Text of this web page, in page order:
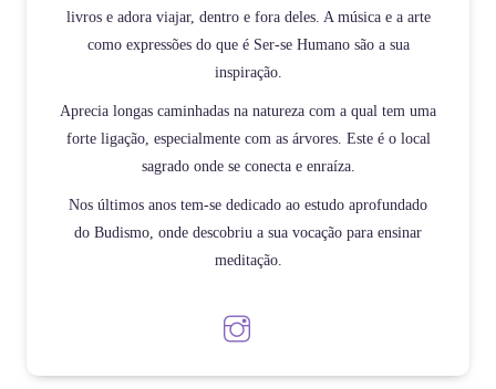
livros e adora viajar, dentro e fora deles. A música e a arte
como expressões do que é Ser-se Humano são a sua
inspiração.
Aprecia longas caminhadas na natureza com a qual tem uma
forte ligação, especialmente com as árvores. Este é o local
sagrado onde se conecta e enraíza.
Nos últimos anos tem-se dedicado ao estudo aprofundado
do Budismo, onde descobriu a sua vocação para ensinar
meditação.